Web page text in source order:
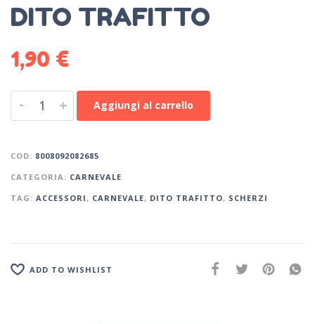
DITO TRAFITTO
1,90 €
- + Aggiungi al carrello
COD: 8008092082685
CATEGORIA: CARNEVALE
TAG: ACCESSORI , CARNEVALE, DITO TRAFITTO, SCHERZI
ADD TO WISHLIST